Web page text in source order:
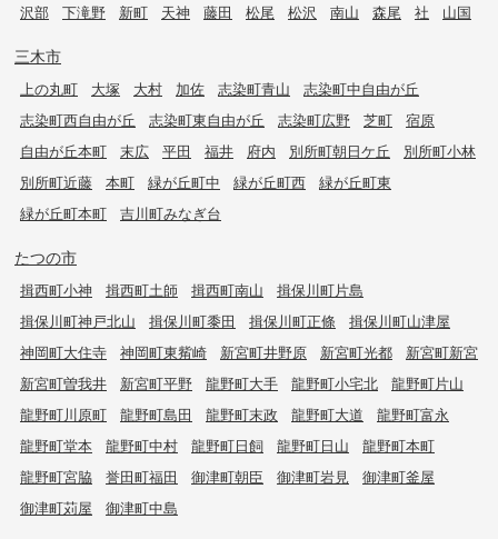
沢部
下滝野 新町 天神 藤田 松尾 松沢 南山 森尾 社 山国
三木市
上の丸町 大塚 大村 加佐 志染町青山
志染町中自由が丘
志染町西自由が丘
志染町東自由が丘 志染町広野 芝町
宿原
自由が丘本町
末広 平田 福井 府内 別所町朝日ケ丘
別所町小林
別所町近藤
本町 緑が丘町中 緑が丘町西
緑が丘町東
緑が丘町本町
吉川町みなぎ台
たつの市
揖西町小神 揖西町土師 揖西町南山
揖保川町片島
揖保川町神戸北山
揖保川町黍田 揖保川町正條
揖保川町山津屋
神岡町大住寺
神岡町東觜崎 新宮町井野原 新宮町光都
新宮町新宮
新宮町曽我井
新宮町平野 龍野町大手 龍野町小宅北
龍野町片山
龍野町川原町
龍野町島田 龍野町末政 龍野町大道
龍野町富永
龍野町堂本
龍野町中村 龍野町日飼 龍野町日山
龍野町本町
龍野町宮脇
誉田町福田 御津町朝臣 御津町岩見
御津町釜屋
御津町苅屋
御津町中島